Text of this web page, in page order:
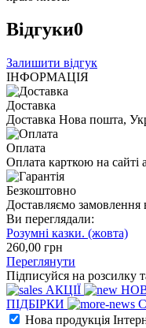
Відгуки0
Залишити відгук
ІНФОРМАЦІЯ
Доставка
Доставка Нова пошта,
Оплата
Оплата карткою на сайті
Безкоштовно
Доставляємо замовлення
Ви переглядали:
Розумні казки. (жовта)
260,00 грн
Переглянути
Підписуйся на розсилку
АКЦІЇ
ПІДБІРКИ
Нова продукція